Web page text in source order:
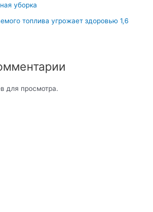
уборка
топлива угрожает здоровью 1,6
для просмотра.